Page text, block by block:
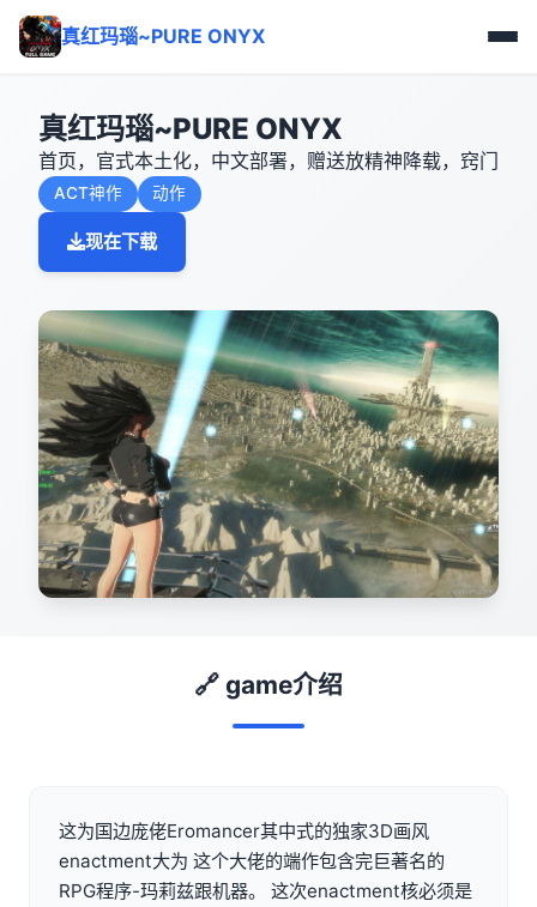
真红玛瑙~PURE ONYX
真红玛瑙~PURE ONYX
首页，官式本土化，中文部署，赠送放精神降载，窍门
ACT神作 动作
现在下载
🔗 game介绍
这为国边庞佬Eromancer其中式的独家3D画风
enactment大为 这个大佬的端作包含完巨著名的
RPG程序-玛莉兹跟机器。 这次enactment核必须是